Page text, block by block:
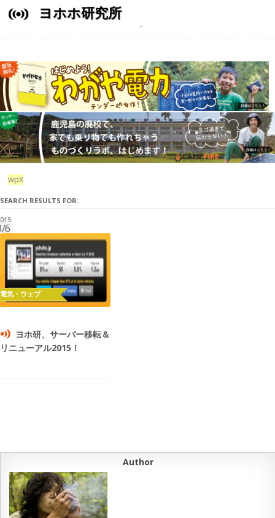
ヨホホ研究所
wpX
SEARCH RESULTS FOR:
6
ヨホ研、サーバー移転＆
リニューアル2015！
Author